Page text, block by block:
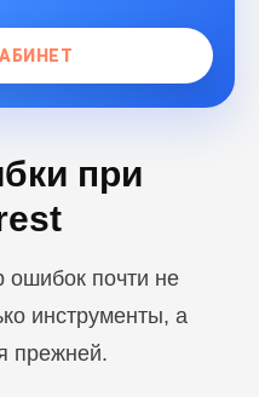
при
ошибок почти не
инструменты, а
прежней.